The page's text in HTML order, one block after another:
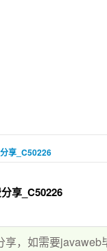
享_C50226
享_C50226
，如需要